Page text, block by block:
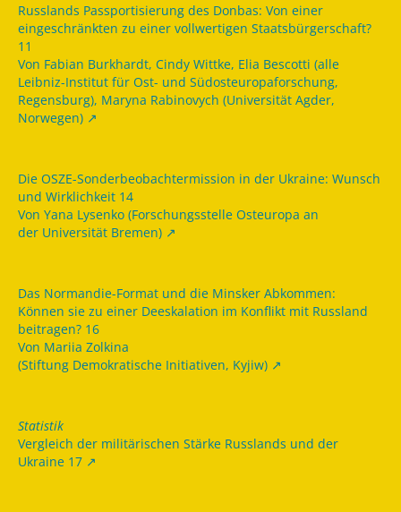
Russlands Passportisierung des Donbas: Von einer
eingeschränkten zu einer vollwertigen Staatsbürgerschaft?
11
Von Fabian Burkhardt, Cindy Wittke, Elia Bescotti (alle
Leibniz-Institut für Ost- und Südosteuropaforschung,
Regensburg), Maryna Rabinovych (Universität Agder,
Norwegen)
Die OSZE-Sonderbeobachtermission in der Ukraine: Wunsch
und Wirklichkeit 14
Von Yana Lysenko (Forschungsstelle Osteuropa an
der Universität Bremen)
Das Normandie-Format und die Minsker Abkommen:
Können sie zu einer Deeskalation im Konflikt mit Russland
beitragen? 16
Von Mariia Zolkina
(Stiftung Demokratische Initiativen, Kyjiw)
Statistik
Vergleich der militärischen Stärke Russlands und der
Ukraine 17